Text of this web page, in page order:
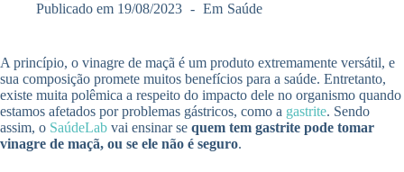
Publicado em 19/08/2023 Em Saúde
A princípio, o vinagre de maçã é um produto extremamente versátil, e
sua composição promete muitos benefícios para a saúde. Entretanto,
existe muita polêmica a respeito do impacto dele no organismo quando
estamos afetados por problemas gástricos, como a gastrite. Sendo
assim, o SaúdeLab vai ensinar se quem tem gastrite pode tomar
vinagre de maçã, ou se ele não é seguro.